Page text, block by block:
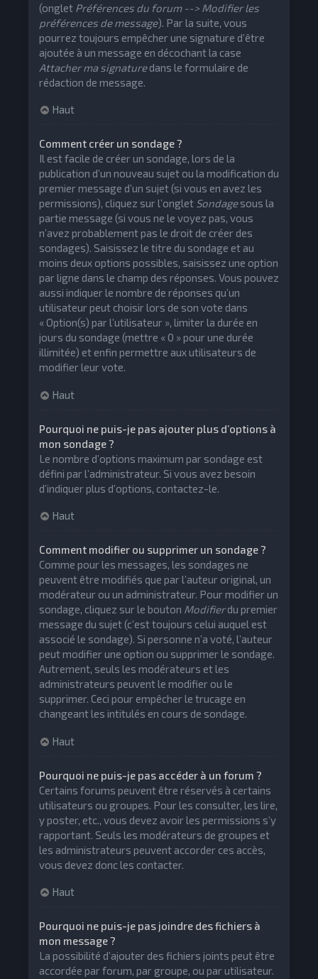
(onglet Préférences du forum --> Modifier les
préférences de message). Par la suite, vous
pourrez toujours empêcher une signature d’être
ajoutée à un message en décochant la case
Attacher ma signaturedans le formulaire de
rédaction de message.
Haut
Comment créer un sondage ?
Il est facile de créer un sondage, lors de la
publication d’un nouveau sujet ou la modification du
premier message d’un sujet (si vous en avez les
permissions), cliquez sur l’onglet Sondagesous la
partie message (si vous ne le voyez pas, vous
n’avez probablement pas le droit de créer des
sondages). Saisissez le titre du sondage et au
moins deux options possibles, saisissez une option
par ligne dans le champ des réponses. Vous pouvez
aussi indiquer le nombre de réponses qu’un
utilisateur peut choisir lors de son vote dans
« Option(s) par l’utilisateur », limiter la durée en
jours du sondage (mettre « 0 » pour une durée
illimitée) et enfin permettre aux utilisateurs de
modifier leur vote.
Haut
Pourquoi ne puis-je pas ajouter plus d’options à
mon sondage ?
Le nombre d’options maximum par sondage est
défini par l’administrateur. Si vous avez besoin
d’indiquer plus d’options, contactez-le.
Haut
Comment modifier ou supprimer un sondage ?
Comme pour les messages, les sondages ne
peuvent être modifiés que par l’auteur original, un
modérateur ou un administrateur. Pour modifier un
sondage, cliquez sur le bouton Modifierdu premier
message du sujet (c’est toujours celui auquel est
associé le sondage). Si personne n’a voté, l’auteur
peut modifier une option ou supprimer le sondage.
Autrement, seuls les modérateurs et les
administrateurs peuvent le modifier ou le
supprimer. Ceci pour empêcher le trucage en
changeant les intitulés en cours de sondage.
Haut
Pourquoi ne puis-je pas accéder à un forum ?
Certains forums peuvent être réservés à certains
utilisateurs ou groupes. Pour les consulter, les lire,
y poster, etc., vous devez avoir les permissions s’y
rapportant. Seuls les modérateurs de groupes et
les administrateurs peuvent accorder ces accès,
vous devez donc les contacter.
Haut
Pourquoi ne puis-je pas joindre des fichiers à
mon message ?
La possibilité d’ajouter des fichiers joints peut être
accordée par forum, par groupe, ou par utilisateur.